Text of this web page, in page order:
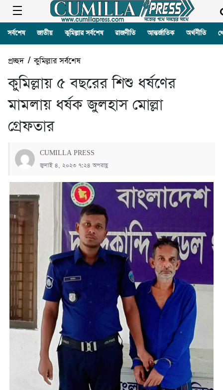
সর্বশেষ জাতীয় কুমিল্লার সর্বশেষ রাজনীতি আন্তর্জাতিক অর্থনীতি
প্রচ্ছদ/কুমিল্লার সর্বশেষ
কুমিল্লায় ৫ বছরের শিশু ধর্ষণের
মামলায় ধর্ষক জুলহাস মোল্লা
গ্রেফতার
CUMILLA PRESS
জুলাই ৪, ২০২৩ ৭:২৪ অপরাহ্ণ